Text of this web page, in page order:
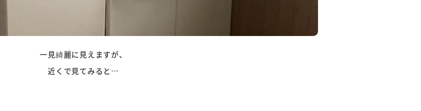
一見綺麗に見えますが、
近くで見てみると…